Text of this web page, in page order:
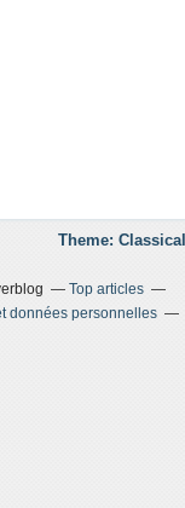
Theme:
Top articles
données personnelles